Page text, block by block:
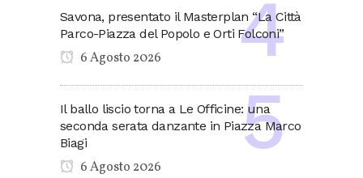
Savona, presentato il Masterplan “La Città
Parco-Piazza del Popolo e Orti Folconi”
6 Agosto 2026
Il ballo liscio torna a Le Officine: una
seconda serata danzante in Piazza Marco
Biagi
6 Agosto 2026